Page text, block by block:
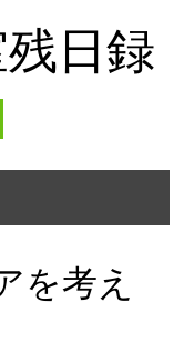
日録
を考え